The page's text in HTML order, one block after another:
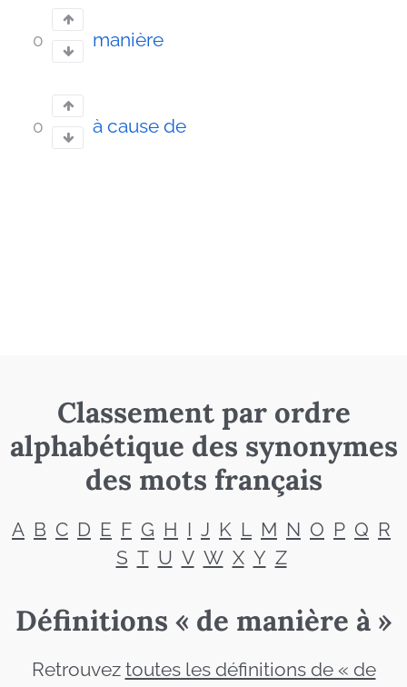
0 manière
0 à cause de
Classement par ordre
alphabétique des synonymes
des mots français
A B C D E F G H I J K L M N O P Q R
S T U V W X Y Z
Définitions « de manière à »
Retrouvez toutes les définitions de « de